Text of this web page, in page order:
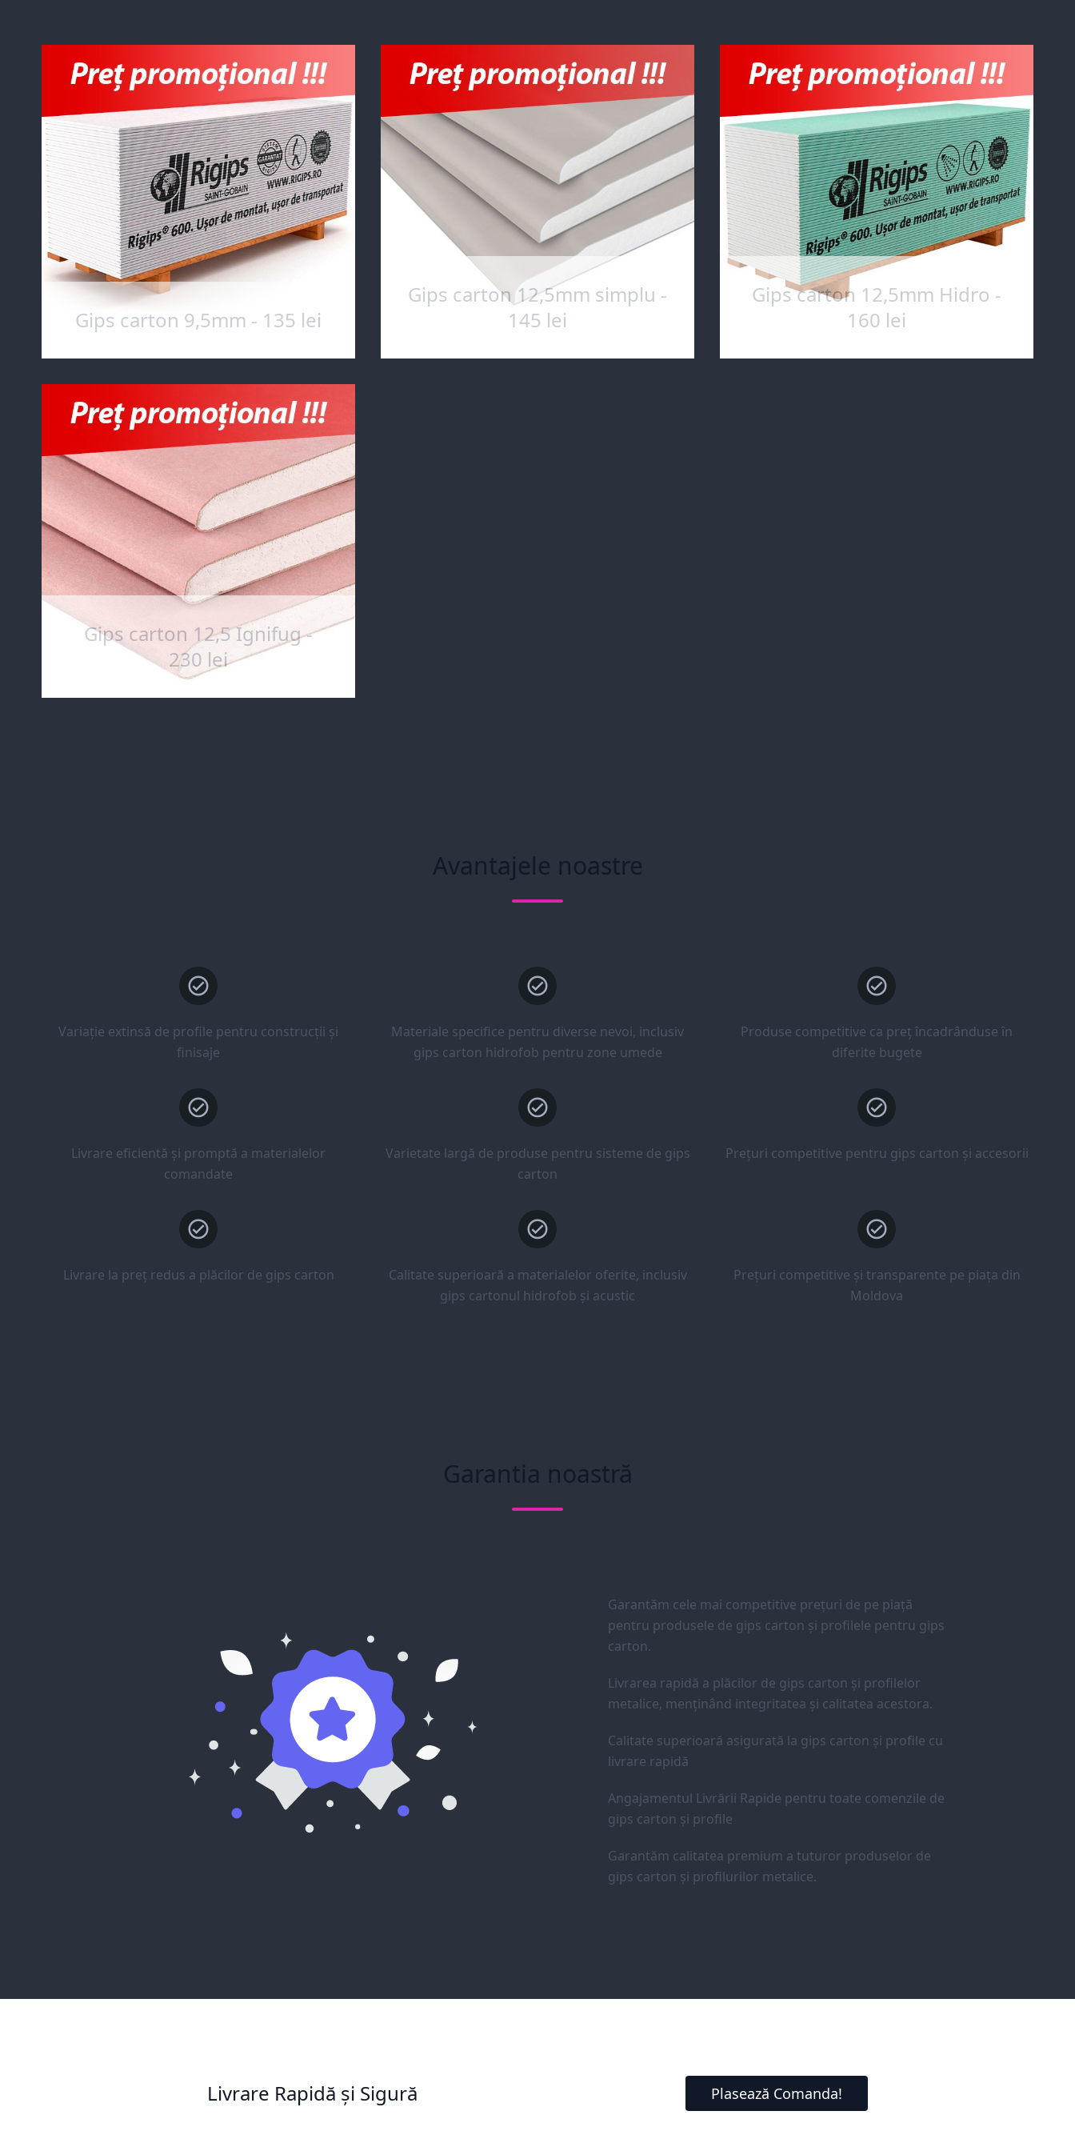
Gips carton 9,5mm - 135 lei
Gips carton 12,5mm simplu -
145 lei
Gips carton 12,5mm Hidro -
160 lei
Gips carton 12,5 Ignifug -
230 lei
Avantajele noastre
Variație extinsă de profile pentru construcții și
finisaje
Materiale specifice pentru diverse nevoi, inclusiv
gips carton hidrofob pentru zone umede
Produse competitive ca preț încadrânduse în
diferite bugete
Livrare eficientă și promptă a materialelor
comandate
Varietate largă de produse pentru sisteme de gips
carton
Prețuri competitive pentru gips carton și accesorii
Livrare la preț redus a plăcilor de gips carton
Calitate superioară a materialelor oferite, inclusiv
gips cartonul hidrofob și acustic
Prețuri competitive și transparente pe piața din
Moldova
Garantia noastră
Garantăm cele mai competitive prețuri de pe piață
pentru produsele de gips carton și profilele pentru gips
carton.
Livrarea rapidă a plăcilor de gips carton și profilelor
metalice, menținând integritatea și calitatea acestora.
Calitate superioară asigurată la gips carton și profile cu
livrare rapidă
Angajamentul Livrării Rapide pentru toate comenzile de
gips carton și profile
Garantăm calitatea premium a tuturor produselor de
gips carton și profilurilor metalice.
Livrare Rapidă și Sigură Plasează Comanda!